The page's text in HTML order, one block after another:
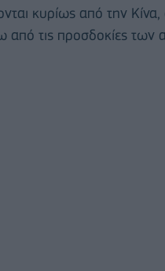
κυρίως από την
από τις προσδοκίες